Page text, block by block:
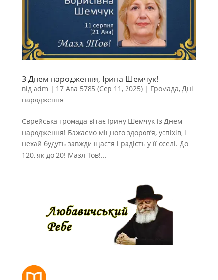
З Днем народження, Ірина Шемчук!
від adm | 17 Ава 5785 (Сер 11, 2025)| Громада, Дні
народження
Єврейська громада вітає Ірину Шемчук із Днем
народження! Бажаємо міцного здоров’я, успіхів, і
нехай будуть завжди щастя і радість у її оселі. До
120, як до 20! Мазл Тов!...